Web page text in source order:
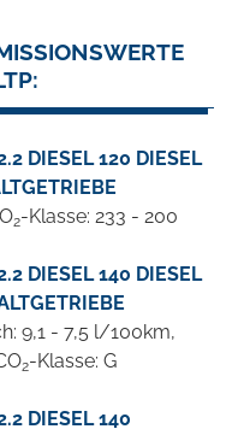
DIESEL 120 DIESEL
2-Klasse: 233 - 200
DIESEL 140 DIESEL
9,1 - 7,5 l/100km,
2-Klasse: G
DIESEL 140